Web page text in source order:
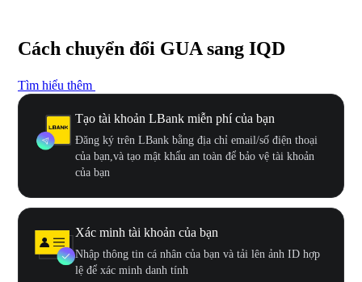
Cách chuyển đổi GUA sang IQD
Tìm hiểu thêm
Tạo tài khoản LBank miễn phí của bạn
Đăng ký trên LBank bằng địa chỉ email/số điện thoại
của bạn,và tạo mật khẩu an toàn để bảo vệ tài khoản
của bạn
Xác minh tài khoản của bạn
Nhập thông tin cá nhân của bạn và tải lên ảnh ID hợp
lệ để xác minh danh tính